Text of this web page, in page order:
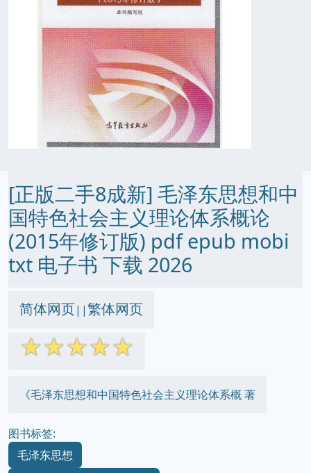
[正版二手8成新] 毛泽东思想和中
国特色社会主义理论体系概论
(2015年修订版) pdf epub mobi
txt 电子书 下载 2026
简体网页||繁体网页
☆☆☆☆☆
《毛泽东思想和中国特色社会主义理论体系概 著
图书标签:
毛泽东思想